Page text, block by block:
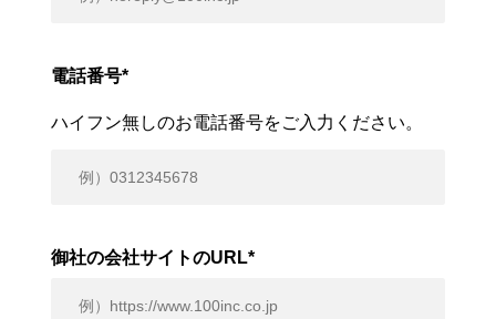
電話番号*
ハイフン無しのお電話番号をご入力ください。
御社の会社サイトのURL*